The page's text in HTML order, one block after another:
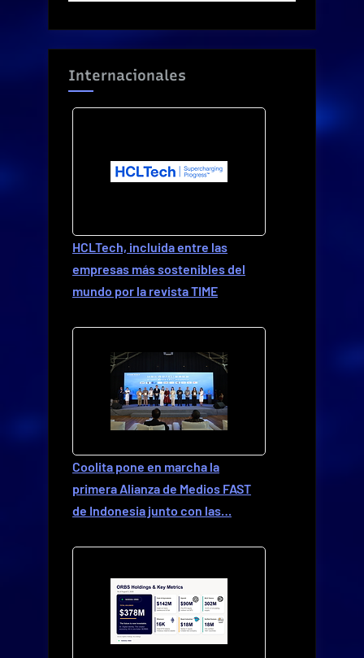
Internacionales
HCLTech, incluida entre las
empresas más sostenibles del
mundo por la revista TIME
Coolita pone en marcha la
primera Alianza de Medios FAST
de Indonesia junto con las…